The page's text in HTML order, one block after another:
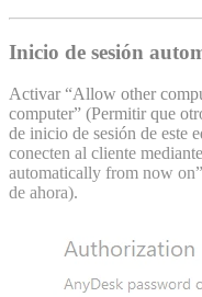
Inicio de sesión
Activar “Allow other
computer” (Permitir que
de inicio de sesión de este
conecten al cliente
automatically from now
de ahora).